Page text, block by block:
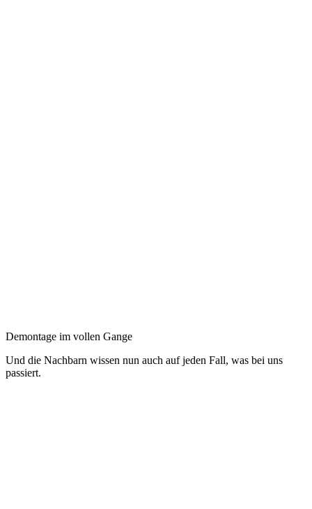
Demontage im vollen Gange
Und die Nachbarn wissen nun auch auf jeden Fall, was bei uns
passiert.